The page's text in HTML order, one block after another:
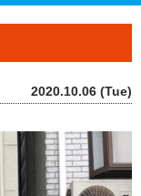
2020.10.06 (Tue)